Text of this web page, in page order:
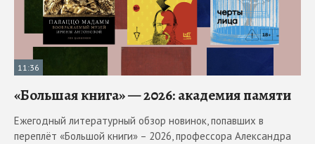
11:36
«Большая книга» — 2026: академия памяти
Ежегодный литературный обзор новинок, попавших в
переплёт «Большой книги» – 2026, профессора Александра